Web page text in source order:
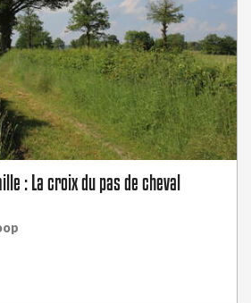
: La croix du pas de cheval